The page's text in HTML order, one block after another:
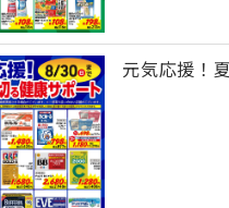
元気応援！